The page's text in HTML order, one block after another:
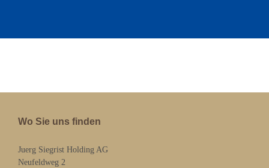
Wo Sie uns finden
Juerg Siegrist Holding AG
Neufeldweg 2